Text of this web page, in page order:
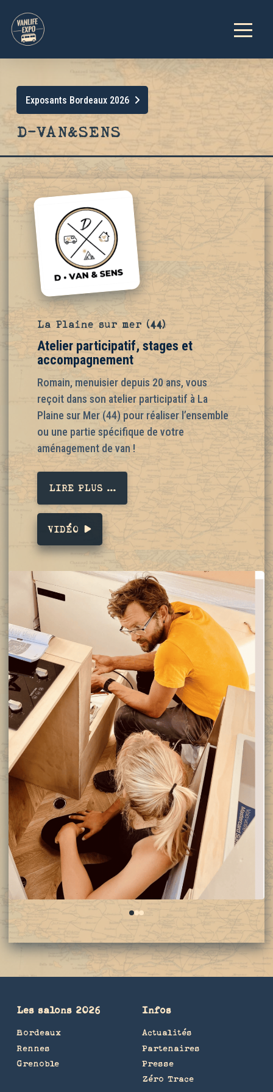
Exposants Bordeaux 2026
D-VAN&SENS
La Plaine sur mer (44)
Atelier participatif, stages et
accompagnement
Romain, menuisier depuis 20 ans, vous
reçoit dans son atelier participatif à La
Plaine sur Mer (44) pour réaliser l’ensemble
ou une partie spécifique de votre
aménagement de van !
LIRE PLUS ...
VIDÉO
012
Les salons 2026
Bordeaux
Rennes
Grenoble
Infos
Actualités
Partenaires
Presse
Zéro Trace